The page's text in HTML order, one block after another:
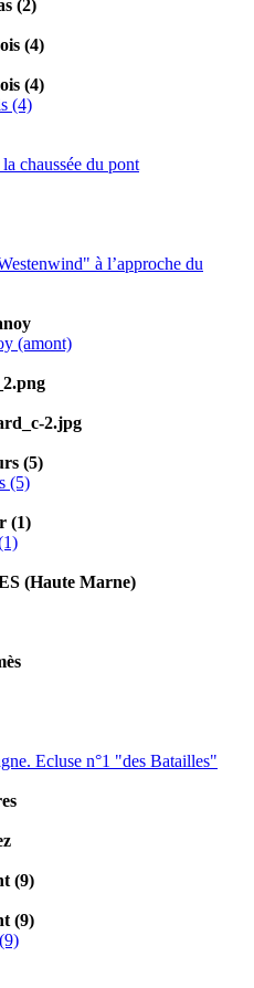
(2)
(4)
(4)
(4)
chaussée du pont
à l’approche du
(amont)
2.jpg
(5)
(5)
(1)
(Haute Marne)
Ecluse n°1 "des Batailles"
(9)
(9)